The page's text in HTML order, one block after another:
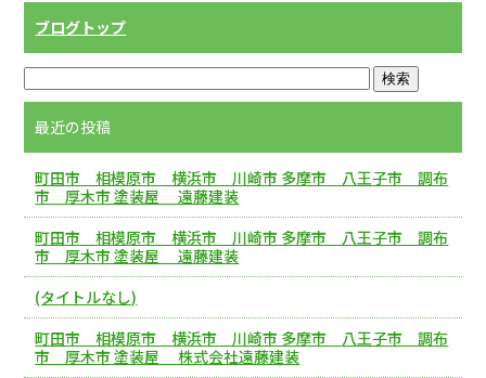
ブログトップ
最近の投稿
町田市 相模原市 横浜市 川崎市 多摩市 八王子市 調布
市 厚木市 塗装屋 遠藤建装
町田市 相模原市 横浜市 川崎市 多摩市 八王子市 調布
市 厚木市 塗装屋 遠藤建装
(タイトルなし)
町田市 相模原市 横浜市 川崎市 多摩市 八王子市 調布
市 厚木市 塗装屋 株式会社遠藤建装